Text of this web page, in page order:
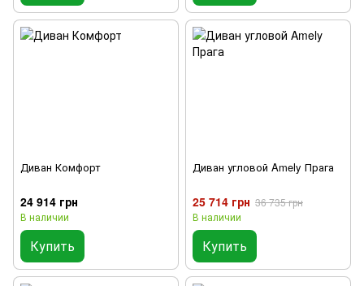
Диван Комфорт
24 914 грн
В наличии
Купить
Диван угловой Amely Прага
25 714 грн 36 735 грн
В наличии
Купить